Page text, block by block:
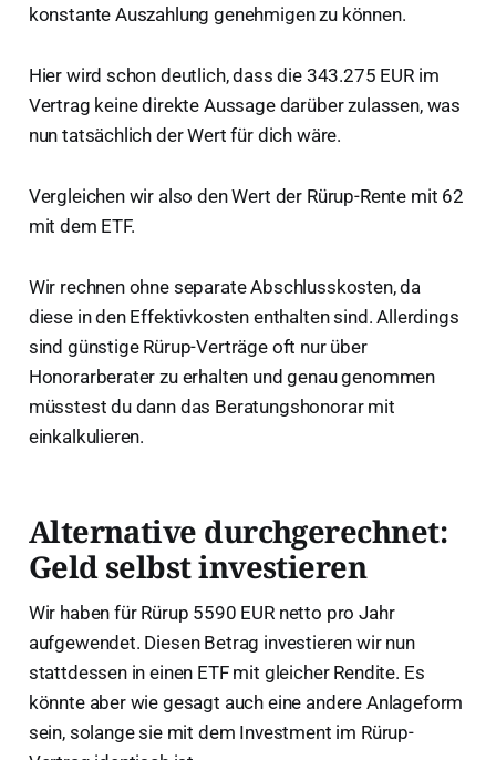
konstante Auszahlung genehmigen zu können.
Hier wird schon deutlich, dass die 343.275 EUR im
Vertrag keine direkte Aussage darüber zulassen, was
nun tatsächlich der Wert für dich wäre.
Vergleichen wir also den Wert der Rürup-Rente mit 62
mit dem ETF.
Wir rechnen ohne separate Abschlusskosten, da
diese in den Effektivkosten enthalten sind. Allerdings
sind günstige Rürup-Verträge oft nur über
Honorarberater zu erhalten und genau genommen
müsstest du dann das Beratungshonorar mit
einkalkulieren.
Alternative durchgerechnet:
Geld selbst investieren
Wir haben für Rürup 5590 EUR netto pro Jahr
aufgewendet. Diesen Betrag investieren wir nun
stattdessen in einen ETF mit gleicher Rendite. Es
könnte aber wie gesagt auch eine andere Anlageform
sein, solange sie mit dem Investment im Rürup-